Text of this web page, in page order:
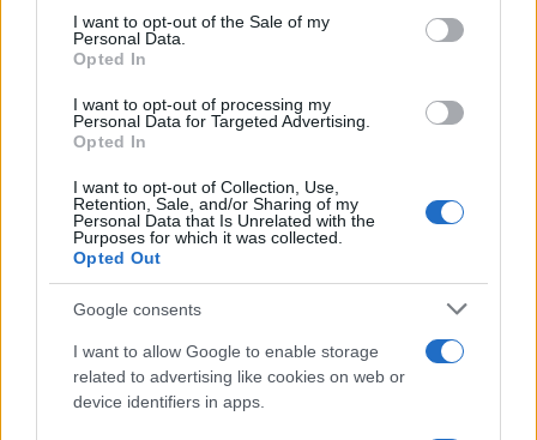
consent section.
I want to opt-out of the Sale of my
Personal Data.
Opted In
I want to opt-out of processing my
Personal Data for Targeted Advertising.
Opted In
I want to opt-out of Collection, Use,
Retention, Sale, and/or Sharing of my
Personal Data that Is Unrelated with the
Purposes for which it was collected.
Opted Out
Google consents
I want to allow Google to enable storage
related to advertising like cookies on web or
device identifiers in apps.
Métodos éticos para disuadir palomas urbanas sin
dañarlas
OTROS ANIMALES